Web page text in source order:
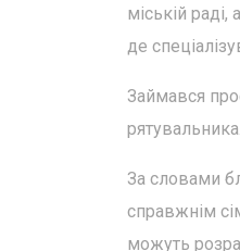
міській
де
Займався
рятувальника.
За словами
справжнім
можуть